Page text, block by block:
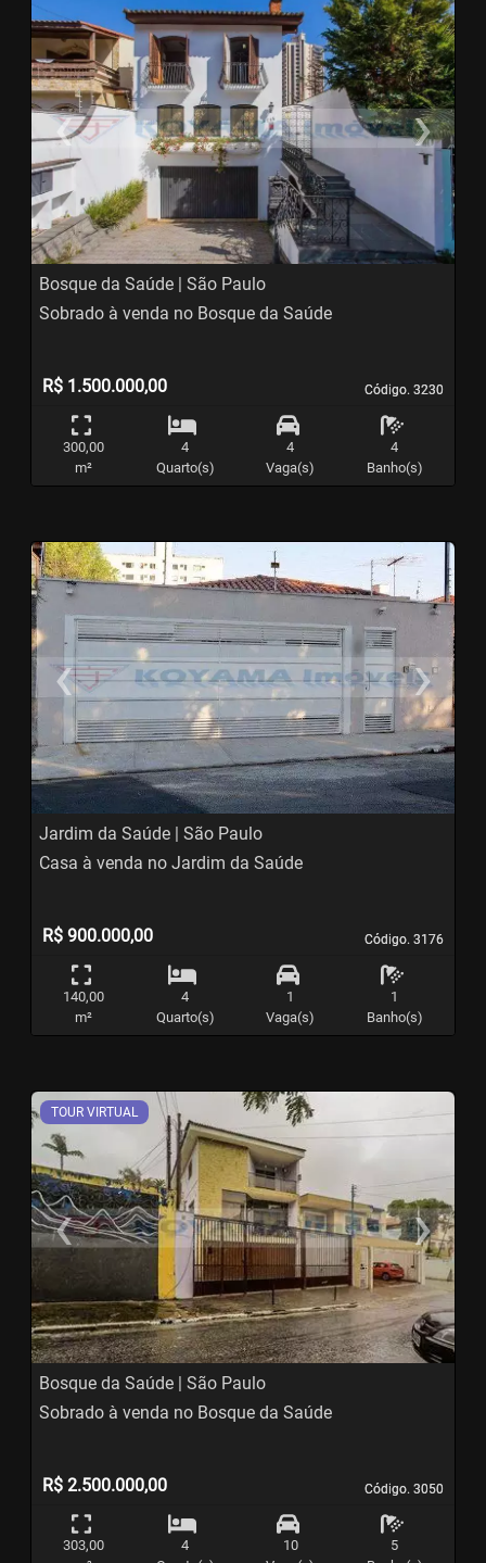
‹
Previous
›
Bosque da Saúde | São Paulo
Código. 3230
Código. 3230
Sobrado à venda no Bosque da Saúde
R$ 1.500.000,00
300,00
m²
4
Quarto(s)
4
Vaga(s)
4
Banho(s)
‹
Previous
›
Jardim da Saúde | São Paulo
Código. 3176
Código. 3176
Casa à venda no Jardim da Saúde
R$ 900.000,00
140,00
m²
4
Quarto(s)
1
Vaga(s)
1
Banho(s)
TOUR VIRTUAL
‹
Previous
›
Bosque da Saúde | São Paulo
Código. 3050
Código. 3050
Sobrado à venda no Bosque da Saúde
R$ 2.500.000,00
303,00
4
10
5